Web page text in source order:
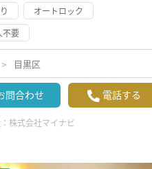
オートロック
不要
目黒区
問合わせ 電話する
株式会社マイナビ